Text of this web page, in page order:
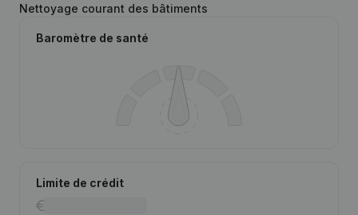
Nettoyage courant des bâtiments
Baromètre de santé
Limite de crédit